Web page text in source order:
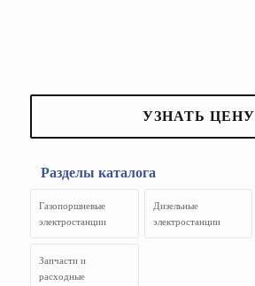
УЗНАТЬ ЦЕНУ
Разделы каталога
Газопоршневые
электростанции
Дизельные
электростанции
Запчасти и
расходные